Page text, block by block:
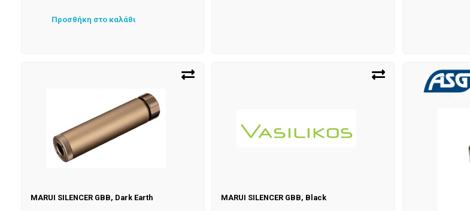
Προσθήκη στο καλάθι
MARUI SILENCER GBB, Dark Earth MARUI SILENCER GBB, Black